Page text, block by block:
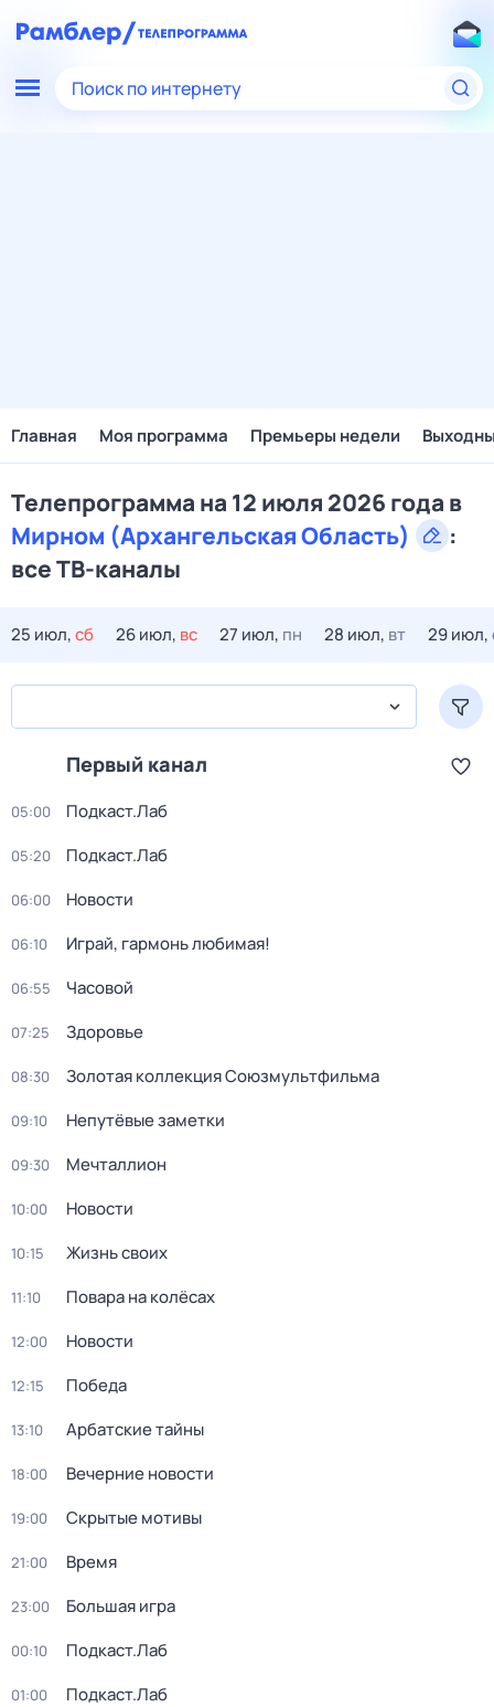
Поиск по интернету
Главная Моя программа Премьеры недели
Телепрограмма на 12 июля 2026 года в
Мирном (Архангельская Область)
:
все ТВ-каналы
25 июл,сб 26 июл, вс 27 июл, пн 28 июл, вт 29 июл,
Первый канал
05:00 Подкаст.Лаб
05:20 Подкаст.Лаб
06:00 Новости
06:10 Играй, гармонь любимая!
06:55 Часовой
07:25 Здоровье
08:30 Золотая коллекция Союзмультфильма
09:10 Непутёвые заметки
09:30 Мечталлион
10:00 Новости
10:15 Жизнь своих
11:10 Повара на колёсах
12:00 Новости
12:15 Победа
13:10 Арбатские тайны
18:00 Вечерние новости
19:00 Скрытые мотивы
21:00 Время
23:00 Большая игра
00:10 Подкаст.Лаб
01:00 Подкаст.Лаб